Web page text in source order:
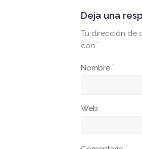
Deja una
Tu dirección de
con *
Nombre *
Web
*